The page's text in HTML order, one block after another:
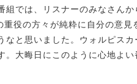
組では、リスナーのみなさん
重役の方々が純粋に自分の意
なと思いました。ウォルピス
。大晦日にこのように心地よ